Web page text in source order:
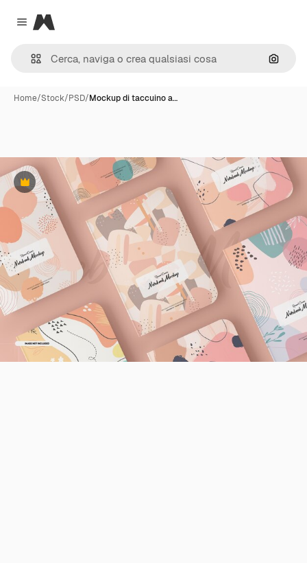
Close menu
Magnific
Cerca
Home/Stock/PSD/Mockup di taccuino a…
Premium